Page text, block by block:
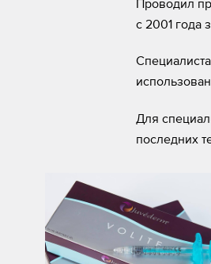
с 2001 года
Для
последних